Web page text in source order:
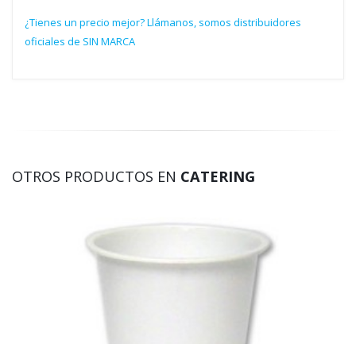
¿Tienes un precio mejor? Llámanos, somos distribuidores
oficiales de SIN MARCA
OTROS PRODUCTOS EN CATERING